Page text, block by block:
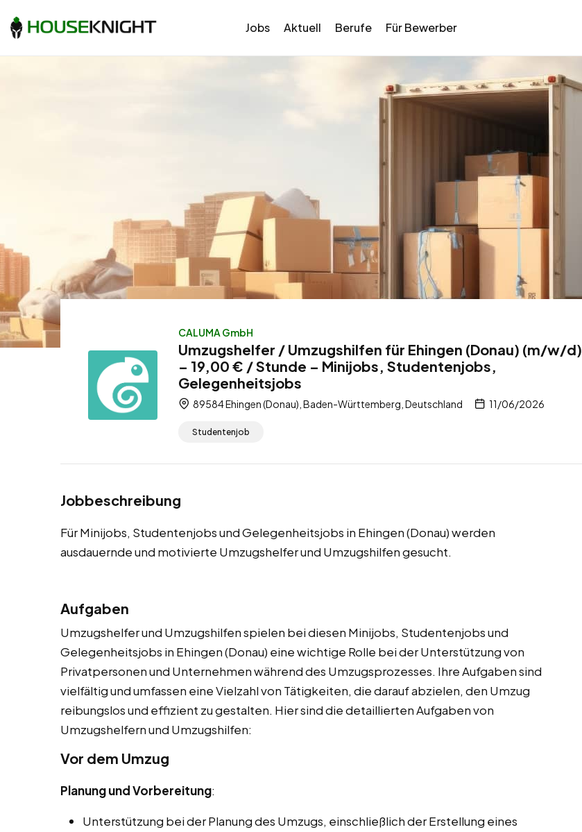
Jobs Aktuell Berufe Für Bewerber
CALUMA GmbH
Umzugshelfer / Umzugshilfen für Ehingen (Donau) (m/w/d)
– 19,00 € / Stunde – Minijobs, Studentenjobs,
Gelegenheitsjobs
89584 Ehingen (Donau), Baden-Württemberg, Deutschland 11/06/2026
Studentenjob
Jobbeschreibung
Für Minijobs, Studentenjobs und Gelegenheitsjobs in Ehingen (Donau) werden
ausdauernde und motivierte Umzugshelfer und Umzugshilfen gesucht.
Aufgaben
Umzugshelfer und Umzugshilfen spielen bei diesen Minijobs, Studentenjobs und
Gelegenheitsjobs in Ehingen (Donau) eine wichtige Rolle bei der Unterstützung von
Privatpersonen und Unternehmen während des Umzugsprozesses. Ihre Aufgaben sind
vielfältig und umfassen eine Vielzahl von Tätigkeiten, die darauf abzielen, den Umzug
reibungslos und effizient zu gestalten. Hier sind die detaillierten Aufgaben von
Umzugshelfern und Umzugshilfen:
Vor dem Umzug
Planung und Vorbereitung:
Unterstützung bei der Planung des Umzugs, einschließlich der Erstellung eines